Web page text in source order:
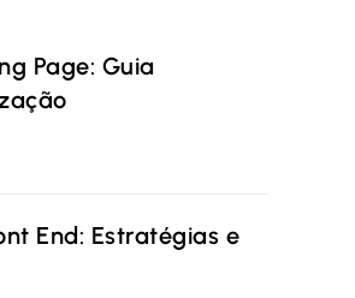
Page: Guia
End: Estratégias e